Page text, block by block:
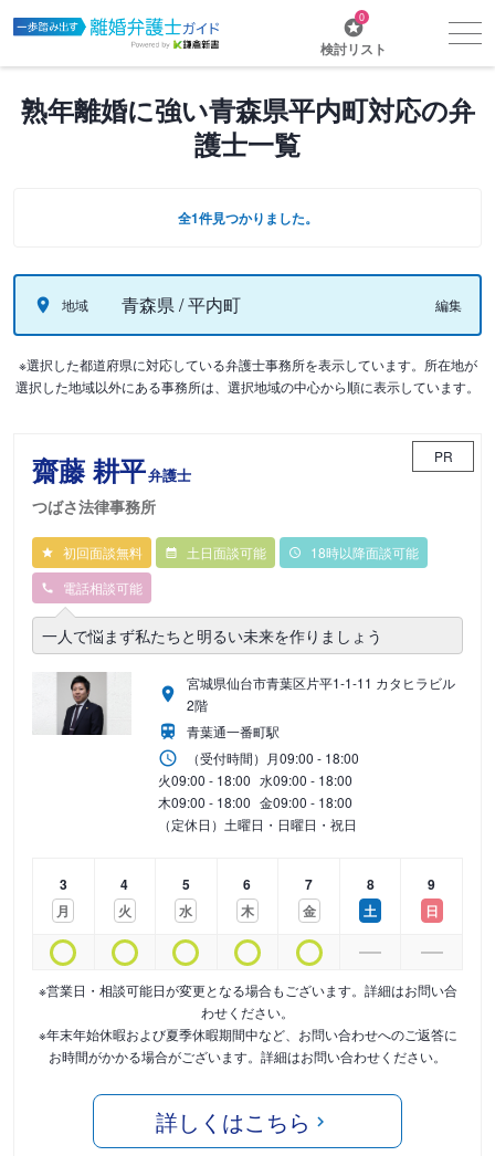
0
検討リスト
熟年離婚に強い青森県平内町対応の弁
護士一覧
全1件見つかりました。
地域 青森県 / 平内町 編集
※選択した都道府県に対応している弁護士事務所を表示しています。所在地が
選択した地域以外にある事務所は、選択地域の中心から順に表示しています。
齋藤 耕平弁護士
つばさ法律事務所
PR
初回面談無料 土日面談可能
18時以降面談可能
電話相談可能
一人で悩まず私たちと明るい未来を作りましょう
宮城県仙台市青葉区片平1-1-11 カタヒラビル
2階
青葉通一番町駅
（受付時間） 月09:00 - 18:00
火09:00 - 18:00 水09:00 - 18:00
木09:00 - 18:00 金09:00 - 18:00
（定休日）土曜日・日曜日・祝日
3
月
4
火
5
水
6
木
7
金
8
土
9
日
※営業日・相談可能日が変更となる場合もございます。詳細はお問い合
わせください。
※年末年始休暇および夏季休暇期間中など、お問い合わせへのご返答に
お時間がかかる場合がございます。詳細はお問い合わせください。
詳しくはこちら